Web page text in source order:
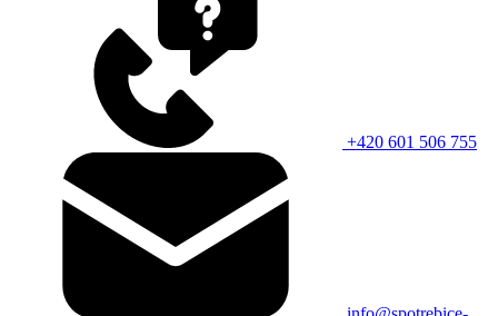
+420 601 506 755